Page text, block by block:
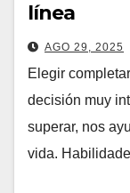
línea
AGO 29, 2025
Elegir
decisión muy
superar, nos
vida.